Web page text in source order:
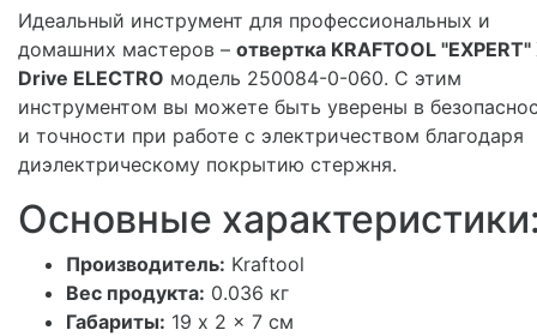
Идеальный инструмент для профессиональных и
домашних мастеров – отвертка KRAFTOOL "EXPERT"
Drive ELECTRO модель 250084-0-060. С этим
инструментом вы можете быть уверены в
и точности при работе с электричеством благодаря
диэлектрическому покрытию стержня.
Основные
Производитель: Kraftool
Вес продукта: 0.036 кг
Габариты: 19 x 2 x 7 см